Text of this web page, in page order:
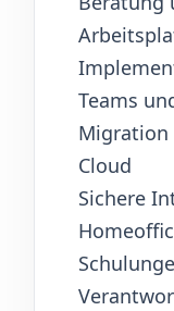
Teams
Migration
Cloud
Sichere